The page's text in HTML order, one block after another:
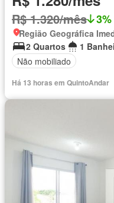
R$ 1.320/mês 3%
2 Quartos
1
Não mobiliado
Há 13 horas em QuintoAndar